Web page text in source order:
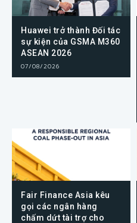
Huawei trở thành Đối tác
sự kiện của GSMA M360
ASEAN 2026
07/08/2026
Fair Finance Asia kêu
gọi các ngân hàng
chấm dứt tài trợ cho